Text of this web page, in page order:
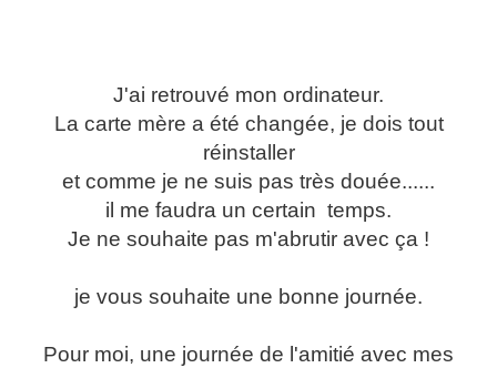
J'ai retrouvé mon ordinateur.
La carte mère a été changée, je dois tout
réinstaller
et comme je ne suis pas très douée......
il me faudra un certain temps.
Je ne souhaite pas m'abrutir avec ça !
je vous souhaite une bonne journée.
Pour moi, une journée de l'amitié avec mes